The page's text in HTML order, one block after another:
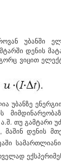
უბანში
დენის
ვიცით
უბანზე
თუ გამტარი
დენის